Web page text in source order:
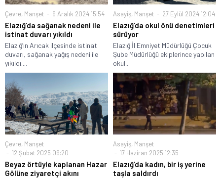
Çevre, Manşet 9 Aralık 2024 15:54
Elazığ’da sağanak nedeni ile
istinat duvarı yıkıldı
Elazığ’ın Arıcak ilçesinde istinat
duvarı, sağanak yağış nedeni ile
yıkıldı....
Asayiş, Manşet 27 Eylül 2024 12:04
Elazığ’da okul önü denetimleri
sürüyor
Elazığ İl Emniyet Müdürlüğü Çocuk
Şube Müdürlüğü ekiplerince yapılan
okul...
Çevre, Manşet
12 Şubat 2025 09:20
Beyaz örtüyle kaplanan Hazar
Gölüne ziyaretçi akını
Asayiş, Manşet
17 Haziran 2025 12:35
Elazığ’da kadın, bir iş yerine
taşla saldırdı